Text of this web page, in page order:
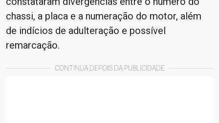
chassi, a placa e a numeração do motor, além
de indícios de adulteração e possível
remarcação.
CONTINUA DEPOIS DA PUBLICIDADE